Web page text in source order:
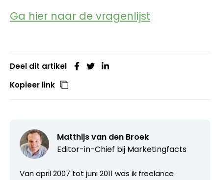
Ga hier naar de vragenlijst
Deel dit artikel
Kopieer link
Matthijs van den Broek
Editor-in-Chief bij Marketingfacts
Van april 2007 tot juni 2011 was ik freelance